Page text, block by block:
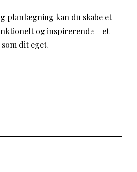
planlægning kan du skabe et
og inspirerende – et
dit eget.